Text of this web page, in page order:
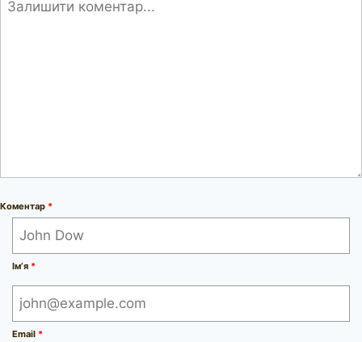
Коментар *
Ім’я *
Email *